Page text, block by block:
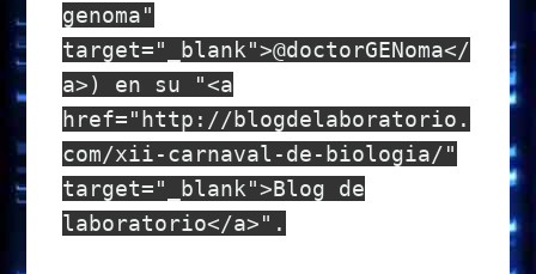
genoma"
target="_blank">@doctorGENoma</
a>) en su "<a
href="http://blogdelaboratorio.
com/xii-carnaval-de-biologia/"
target="_blank">Blog de
laboratorio</a>".